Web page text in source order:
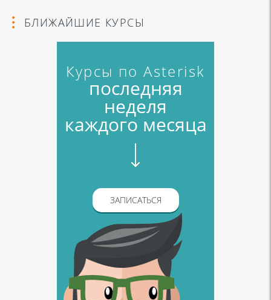
БЛИЖАЙШИЕ КУРСЫ
Курсы по Asterisk
последняя
неделя
каждого месяца
ЗАПИСАТЬСЯ